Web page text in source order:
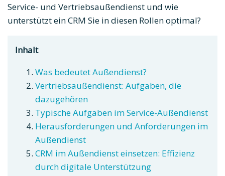
Service- und Vertriebsaußendienst und wie
unterstützt ein CRM Sie in diesen Rollen optimal?
Inhalt
Was bedeutet Außendienst?
Vertriebsaußendienst: Aufgaben, die
dazugehören
Typische Aufgaben im Service-Außendienst
Herausforderungen und Anforderungen im
Außendienst
CRM im Außendienst einsetzen: Effizienz
durch digitale Unterstützung